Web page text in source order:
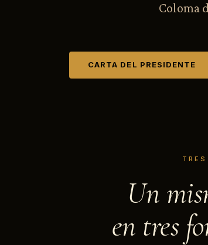
Coloma
CARTA DEL PRESIDENTE
Un
en tres